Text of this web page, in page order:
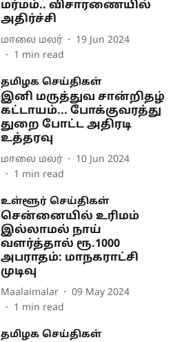
மர்மம்.. விசாரணையில்
அதிர்ச்சி
மாலை மலர்
19 Jun 2024
1 min read
தமிழக செய்திகள்
இனி மருத்துவ சான்றிதழ்
கட்டாயம்... போக்குவரத்து
துறை போட்ட அதிரடி
உத்தரவு
மாலை மலர்
10 Jun 2024
1 min read
உள்ளூர் செய்திகள்
சென்னையில் உரிமம்
இல்லாமல் நாய்
வளர்த்தால் ரூ.1000
அபராதம்: மாநகராட்சி
முடிவு
Maalaimalar
09 May 2024
1 min read
தமிழக செய்திகள்